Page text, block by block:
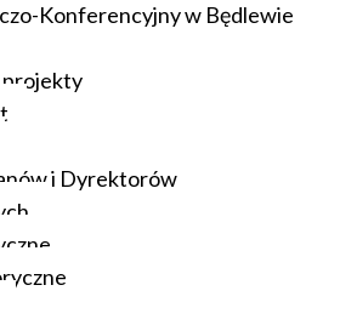
Konferencyjny w Będlewie
projekty
i Dyrektorów